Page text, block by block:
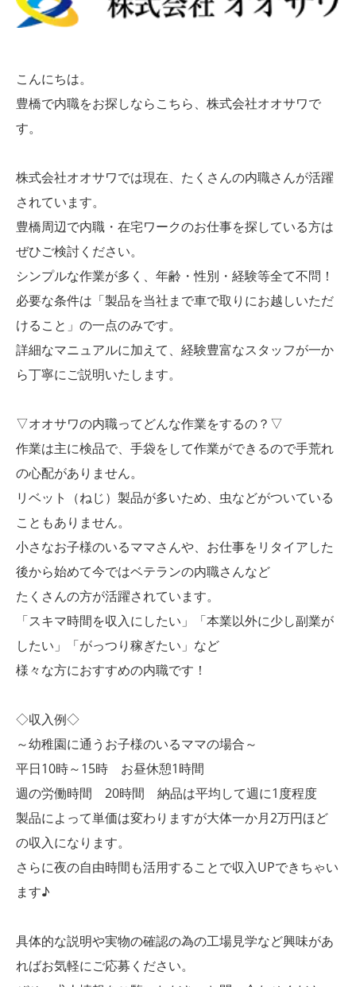
こんにちは。
豊橋で内職をお探しならこちら、株式会社オオサワで
す。
株式会社オオサワでは現在、たくさんの内職さんが活躍
されています。
豊橋周辺で内職・在宅ワークのお仕事を探している方は
ぜひご検討ください。
シンプルな作業が多く、年齢・性別・経験等全て不問！
必要な条件は「製品を当社まで車で取りにお越しいただ
けること」の一点のみです。
詳細なマニュアルに加えて、経験豊富なスタッフが一か
ら丁寧にご説明いたします。
▽オオサワの内職ってどんな作業をするの？▽
作業は主に検品で、手袋をして作業ができるので手荒れ
の心配がありません。
リベット（ねじ）製品が多いため、虫などがついている
こともありません。
小さなお子様のいるママさんや、お仕事をリタイアした
後から始めて今ではベテランの内職さんなど
たくさんの方が活躍されています。
「スキマ時間を収入にしたい」「本業以外に少し副業が
したい」「がっつり稼ぎたい」など
様々な方におすすめの内職です！
◇収入例◇
～幼稚園に通うお子様のいるママの場合～
平日10時～15時 お昼休憩1時間
週の労働時間 20時間 納品は平均して週に1度程度
製品によって単価は変わりますが大体一か月2万円ほど
の収入になります。
さらに夜の自由時間も活用することで収入UPできちゃい
ます♪
具体的な説明や実物の確認の為の工場見学など興味があ
ればお気軽にご応募ください。